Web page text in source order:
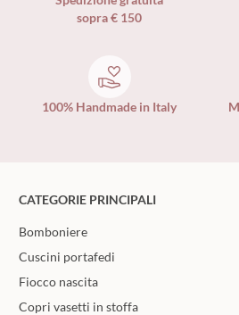
sopra € 150
100% Handmade in Italy
CATEGORIE PRINCIPALI
Bomboniere
Cuscini portafedi
Fiocco nascita
Copri vasetti in stoffa